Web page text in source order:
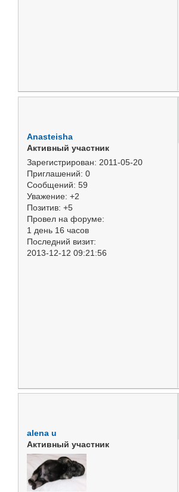
Anasteisha
Активный участник
Зарегистрирован: 2011-05-20
Приглашений: 0
Сообщений: 59
Уважение: +2
Позитив: +5
Провел на форуме:
1 день 16 часов
Последний визит:
2013-12-12 09:21:56
alena u
Активный участник